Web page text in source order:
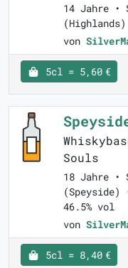
14 Jahre •
von
5cl = 5,60 €
Souls
18 Jahre •
46.5% vol
von
5cl = 8,40 €